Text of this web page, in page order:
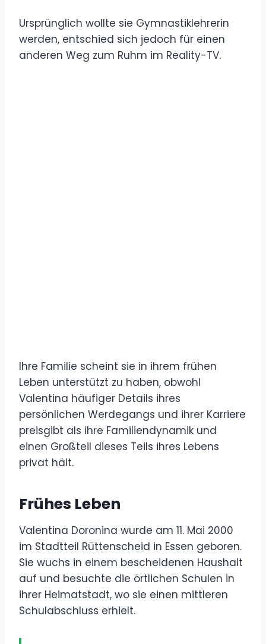
Ursprünglich wollte sie Gymnastiklehrerin
werden, entschied sich jedoch für einen
anderen Weg zum Ruhm im Reality-TV.
Ihre Familie scheint sie in ihrem frühen
Leben unterstützt zu haben, obwohl
Valentina häufiger Details ihres
persönlichen Werdegangs und ihrer Karriere
preisgibt als ihre Familiendynamik und
einen Großteil dieses Teils ihres Lebens
privat hält.
Frühes Leben
Valentina Doronina wurde am 11. Mai 2000
im Stadtteil Rüttenscheid in Essen geboren.
Sie wuchs in einem bescheidenen Haushalt
auf und besuchte die örtlichen Schulen in
ihrer Heimatstadt, wo sie einen mittleren
Schulabschluss erhielt.